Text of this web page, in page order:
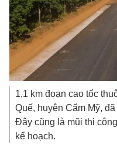
1,1 km đoạn cao tốc
Quế, huyện Cẩm Mỹ,
Đây cũng là mũi thi
kế hoạch.